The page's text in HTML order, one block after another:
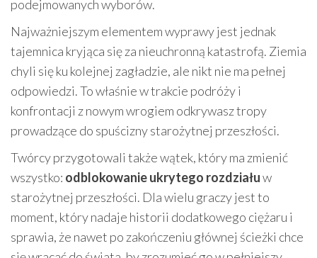
podejmowanych wyborów.
Najważniejszym elementem wyprawy jest jednak
tajemnica kryjąca się za nieuchronną katastrofą. Ziemia
chyli się ku kolejnej zagładzie, ale nikt nie ma pełnej
odpowiedzi. To właśnie w trakcie podróży i
konfrontacji z nowym wrogiem odkrywasz tropy
prowadzące do spuścizny starożytnej przeszłości.
Twórcy przygotowali także wątek, który ma zmienić
wszystko: odblokowanie ukrytego rozdziałuw
starożytnej przeszłości. Dla wielu graczy jest to
moment, który nadaje historii dodatkowego ciężaru i
sprawia, że nawet po zakończeniu głównej ścieżki chce